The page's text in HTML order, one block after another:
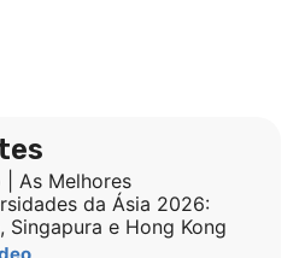
| As Melhores
da Ásia 2026:
Singapura e Hong Kong